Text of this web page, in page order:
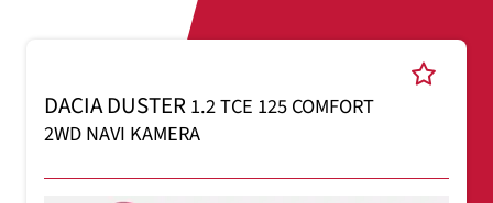
DACIA DUSTER1.2 TCE 125 COMFORT
2WD NAVI KAMERA